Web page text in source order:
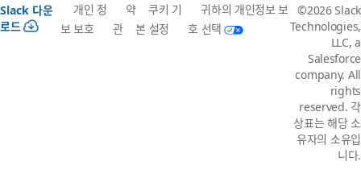
Slack 다운
로드
개인 정
보 보호
약
관
쿠키 기
본 설정
귀하의 개인정보 보
호 선택
©2026 Slack
Technologies,
LLC, a
Salesforce
company. All
rights
reserved. 각
상표는 해당 소
유자의 소유입
니다.